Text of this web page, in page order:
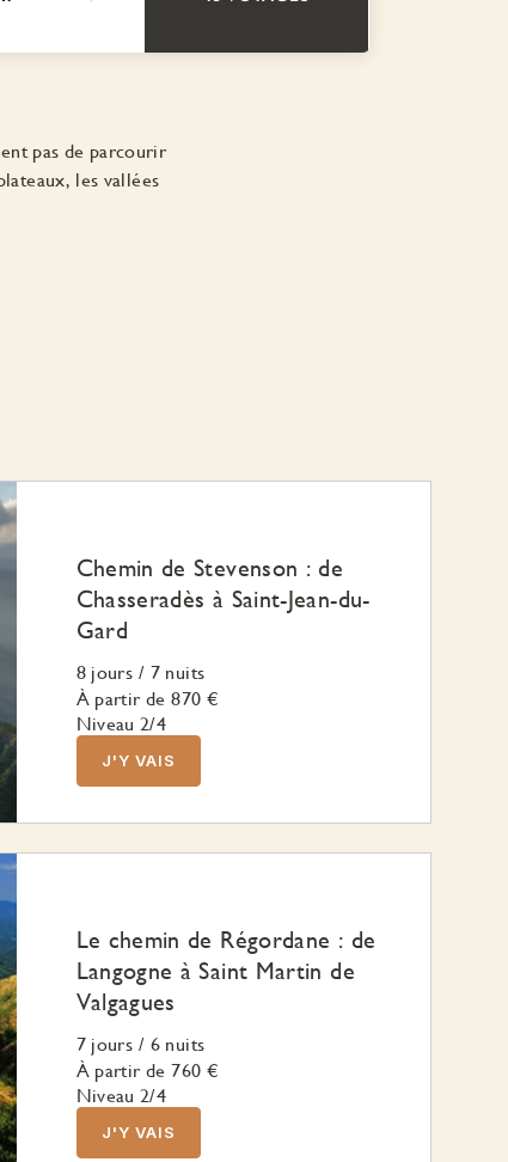
pas de parcourir
les vallées
Chemin de Stevenson : de
Chasseradès à Saint-Jean-du-
Gard
8 jours / 7 nuits
À partir de 870 €
Niveau 2/4
J'Y VAIS
Le chemin de Régordane : de
Langogne à Saint Martin de
Valgagues
7 jours / 6 nuits
À partir de 760 €
Niveau 2/4
J'Y VAIS